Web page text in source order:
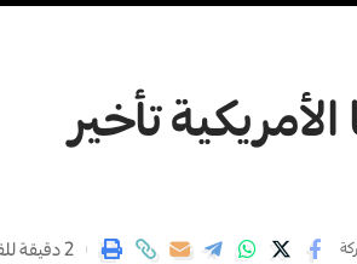
تأخير
2 دقيقة للقراءة